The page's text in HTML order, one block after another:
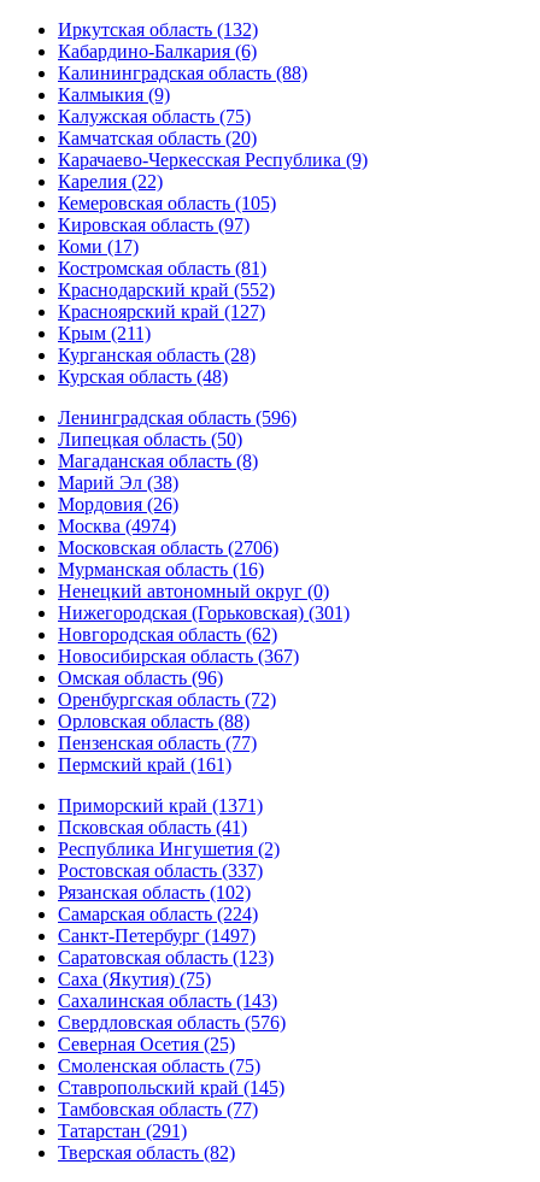
Иркутская область (132)
Кабардино-Балкария (6)
Калининградская область (88)
Калмыкия (9)
Калужская область (75)
Камчатская область (20)
Карачаево-Черкесская Республика (9)
Карелия (22)
Кемеровская область (105)
Кировская область (97)
Коми (17)
Костромская область (81)
Краснодарский край (552)
Красноярский край (127)
Крым (211)
Курганская область (28)
Курская область (48)
Ленинградская область (596)
Липецкая область (50)
Магаданская область (8)
Марий Эл (38)
Мордовия (26)
Москва (4974)
Московская область (2706)
Мурманская область (16)
Ненецкий автономный округ (0)
Нижегородская (Горьковская) (301)
Новгородская область (62)
Новосибирская область (367)
Омская область (96)
Оренбургская область (72)
Орловская область (88)
Пензенская область (77)
Пермский край (161)
Приморский край (1371)
Псковская область (41)
Республика Ингушетия (2)
Ростовская область (337)
Рязанская область (102)
Самарская область (224)
Санкт-Петербург (1497)
Саратовская область (123)
Саха (Якутия) (75)
Сахалинская область (143)
Свердловская область (576)
Северная Осетия (25)
Смоленская область (75)
Ставропольский край (145)
Тамбовская область (77)
Татарстан (291)
Тверская область (82)